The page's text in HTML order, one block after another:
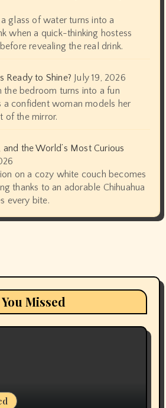
glass of water turns into a
when a quick-thinking hostess
revealing the real drink.
Ready to Shine? July 19, 2026
the bedroom turns into a fun
a confident woman models her
of the mirror.
and the World’s Most Curious
on a cozy white couch becomes
thanks to an adorable Chihuahua
every bite.
You Missed